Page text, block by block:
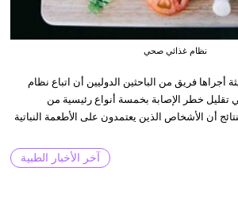
نظام غذائي صحي
فريق من الباحثين الدوليين أن اتباع نظام
تقليل خطر الإصابة بخمسة أنواع رئيسية من
أن الأشخاص الذين يعتمدون على الأطعمة النباتية
آخر الأخبار الطبية